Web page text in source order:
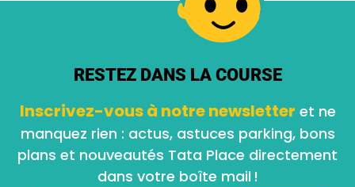
RESTEZ DANS LA COURSE
Inscrivez-vous à notre newsletter et ne
manquez rien : actus, astuces parking, bons
plans et nouveautés Tata Place directement
dans votre boîte mail !